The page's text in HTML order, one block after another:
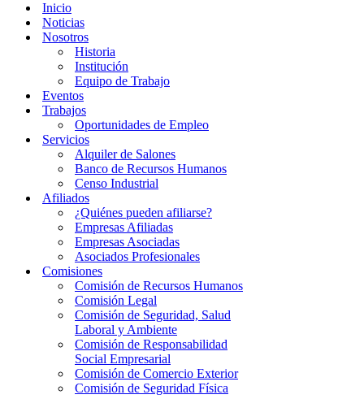
Inicio
Noticias
Nosotros
Historia
Institución
Equipo de Trabajo
Eventos
Trabajos
Oportunidades de Empleo
Servicios
Alquiler de Salones
Banco de Recursos Humanos
Censo Industrial
Afiliados
¿Quiénes pueden afiliarse?
Empresas Afiliadas
Empresas Asociadas
Asociados Profesionales
Comisiones
Comisión de Recursos Humanos
Comisión Legal
Comisión de Seguridad, Salud
Laboral y Ambiente
Comisión de Responsabilidad
Social Empresarial
Comisión de Comercio Exterior
Comisión de Seguridad Física